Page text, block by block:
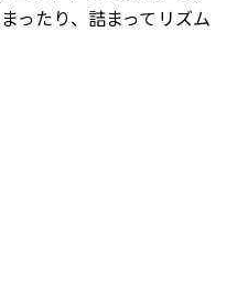
ったり、詰まってリズム